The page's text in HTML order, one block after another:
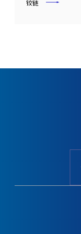
铰链